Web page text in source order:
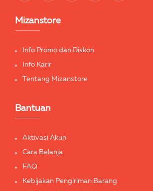
Mizanstore
Info Promo dan Diskon
Info Karir
Tentang Mizanstore
Bantuan
Aktivasi Akun
Cara Belanja
FAQ
Kebijakan Pengiriman Barang